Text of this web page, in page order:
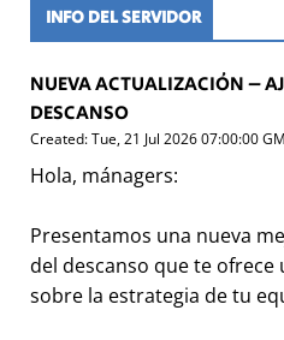
INFO DEL SERVIDOR
NUEVA ACTUALIZACIÓN –
DESCANSO
Created: Tue, 21 Jul 2026 07:00:00
Hola, mánagers:
Presentamos una nueva
del descanso que te
sobre la estrategia de tu